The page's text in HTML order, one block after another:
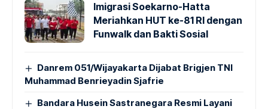
Imigrasi Soekarno-Hatta
Meriahkan HUT ke-81 RI dengan
Funwalk dan Bakti Sosial
Danrem 051/Wijayakarta Dijabat Brigjen TNI
Muhammad Benrieyadin Sjafrie
Bandara Husein Sastranegara Resmi Layani